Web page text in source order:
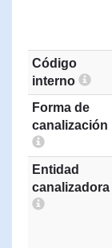
Código
interno
Forma de
canalización
Entidad
canalizadora